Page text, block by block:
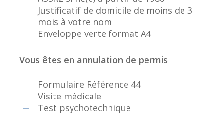
Justificatif de domicile de moins de 3
mois à votre nom
Enveloppe verte format A4
Vous êtes en annulation de permis
Formulaire Référence 44
Visite médicale
Test psychotechnique